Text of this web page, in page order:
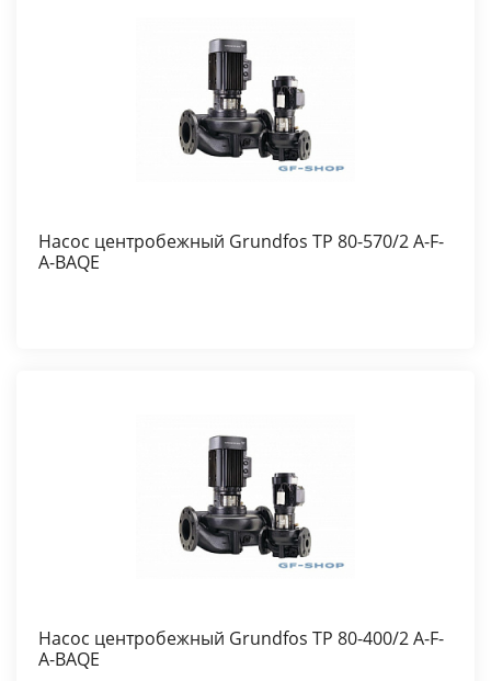
Насос центробежный Grundfos TP 80-570/2 A-F-
A-BAQE
Насос центробежный Grundfos TP 80-400/2 A-F-
A-BAQE